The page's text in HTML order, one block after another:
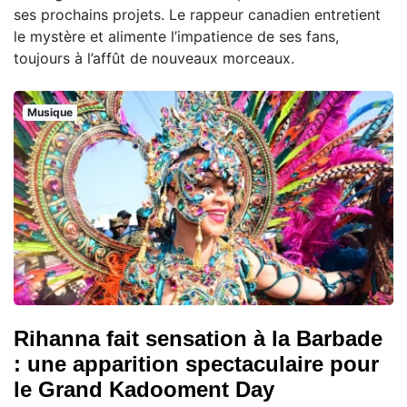
ses prochains projets. Le rappeur canadien entretient
le mystère et alimente l’impatience de ses fans,
toujours à l’affût de nouveaux morceaux.
Musique
Rihanna fait sensation à la Barbade
: une apparition spectaculaire pour
le Grand Kadooment Day